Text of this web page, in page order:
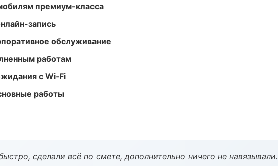
премиум-класса
запись
обслуживание
работам
с Wi‑Fi
работы
сделали всё по смете, дополнительно ничего не навязывали.